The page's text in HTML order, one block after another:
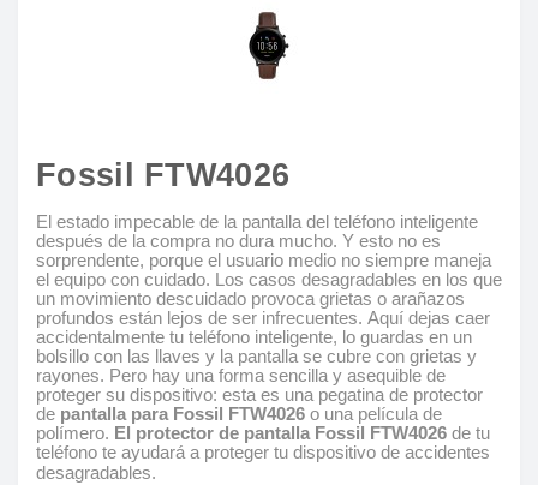
Fossil FTW4026
El estado impecable de la pantalla del teléfono inteligente
después de la compra no dura mucho. Y esto no es
sorprendente, porque el usuario medio no siempre maneja
el equipo con cuidado. Los casos desagradables en los que
un movimiento descuidado provoca grietas o arañazos
profundos están lejos de ser infrecuentes. Aquí dejas caer
accidentalmente tu teléfono inteligente, lo guardas en un
bolsillo con las llaves y la pantalla se cubre con grietas y
rayones. Pero hay una forma sencilla y asequible de
proteger su dispositivo: esta es una pegatina de protector
de pantalla para Fossil FTW4026 o una película de
polímero. El protector de pantalla Fossil FTW4026 de tu
teléfono te ayudará a proteger tu dispositivo de accidentes
desagradables.